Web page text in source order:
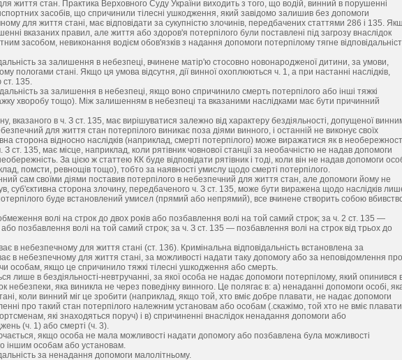
життя стан. Практика Верховного Суду України виходить з того, що водій, винний в порушенні
засобів, що спричинили тілесні ушкодження, який завідомо залишив без допомоги
для життя стані, має відповідати за сукупністю злочинів, передбачених статтями 286 і 135.
вказаних правил, але життя або здоров'я потерпілого були поставлені під загрозу внаслідок
засобом, невиконання водієм обов'язків з надання допомоги потерпілому тягне
за залишення в небезпеці, вчинене матір'ю стосовно новонародженої дитини, за умови,
пологами стані. Якщо ця умова відсутня, дії винної охоплюються ч. 1, а при настанні наслідків,
ст. 135.
за залишення в небезпеці, якщо воно спричинило смерть потерпілого або інші тяжкі
хворобу тощо). Між залишенням в небезпеці та вказаними наслідками має бути причинний
вказаного в ч. З ст. 135, має вирішуватися залежно від характеру бездіяльності, допущеної
для життя стан потерпілого виникає поза діями винного, і останній не виконує своїх
сторона відносно наслідків (наприклад, смерті потерпілого) може виражатися як в
ст. 135, має місце, наприклад, коли рятівник човнової станції за необачністю не надав допомоги
За цією ж статтею КК буде відповідати рятівник і тоді, коли він не надав допомоги
помсти, ревнощів тощо), тобто за наявності умислу щодо смерті потерпілого.
сам своїми діями поставив потерпілого в небезпечний для життя стан, але допомоги йому не
суб'єктивна сторона злочину, передбаченого ч. З ст. 135, може бути виражена щодо наслідків
буде встановлений умисел (прямий або непрямий), все вчинене створить собою
волі на строк до двох років або позбавлення волі на той самий строк; за ч. 2 ст. 135 —
позбавлення волі на той самий строк; за ч. З ст. 135 — позбавлення волі на строк від трьох до
в небезпечному для життя стані (ст. 136). Кримінальна відповідальність встановлена за
в небезпечному для життя стані, за можливості надати таку допомогу або за неповідомлення про
особам, якщо це спричинило тяжкі тілесні ушкодження або смерть.
лише в бездіяльності-невтручанні, за якої особа не надає допомоги потерпілому, який опинився
небезпеки, яка виникла не через поведінку винного. Це полягає в: а) ненаданні допомоги особі,
коли винний міг це зробити (наприклад, якщо той, хто вміє добре плавати, не надає допомоги
про такий стан потерпілого належним установам або особам (.скажімо, той хто не вміє
які знаходяться поруч) і в) спричиненні внаслідок ненадання допомоги або
(ч. 1) або смерті (ч. 3).
якщо особа не мала можливості надати допомогу або позбавлена була можливості
іншим особам або установам.
за ненадання допомоги малолітньому.